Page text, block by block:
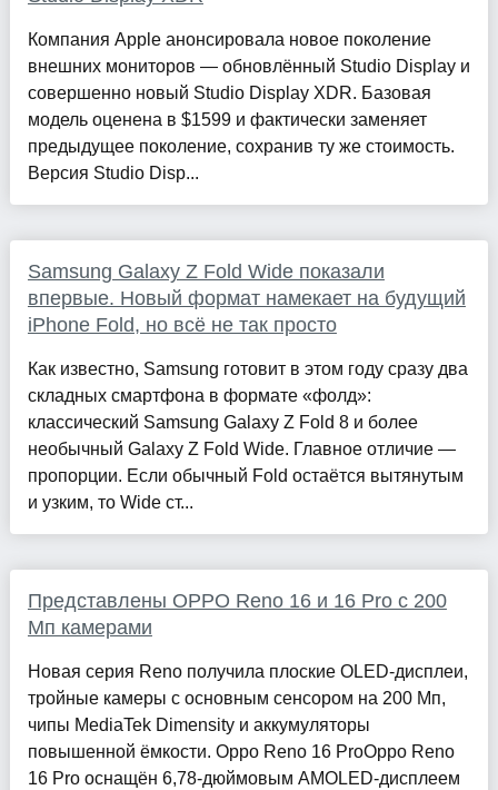
Компания Apple анонсировала новое поколение
внешних мониторов — обновлённый Studio Display и
совершенно новый Studio Display XDR. Базовая
модель оценена в $1599 и фактически заменяет
предыдущее поколение, сохранив ту же стоимость.
Версия Studio Disp...
Samsung Galaxy Z Fold Wide показали
впервые. Новый формат намекает на будущий
iPhone Fold, но всё не так просто
Как известно, Samsung готовит в этом году сразу два
складных смартфона в формате «фолд»:
классический Samsung Galaxy Z Fold 8 и более
необычный Galaxy Z Fold Wide. Главное отличие —
пропорции. Если обычный Fold остаётся вытянутым
и узким, то Wide ст...
Представлены OPPO Reno 16 и 16 Pro с 200
Мп камерами
Новая серия Reno получила плоские OLED-дисплеи,
тройные камеры с основным сенсором на 200 Мп,
чипы MediaTek Dimensity и аккумуляторы
повышенной ёмкости. Oppo Reno 16 ProOppo Reno
16 Pro оснащён 6,78-дюймовым AMOLED-дисплеем